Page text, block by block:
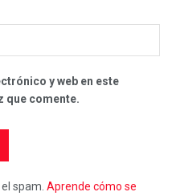
y web en este
que comente.
spam. Aprende cómo se